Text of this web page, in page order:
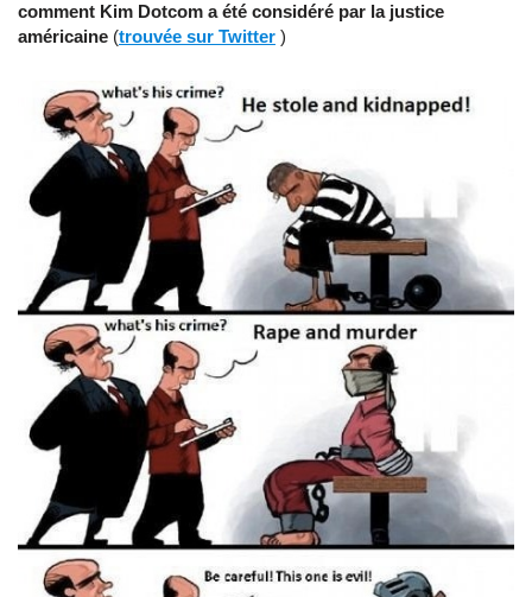
comment Kim Dotcom a été considéré par la justice
américaine (trouvée sur Twitter )